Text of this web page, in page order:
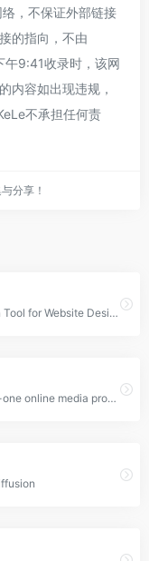
，不保证外部链接
的指向，不由
午9:41收录时，该网
内容如出现违规，
不承担任何责
分享！
The swiftest Collaborative Annotation Tool for Website Design. Add comments directly on your website. Seamlessly integrates with project managers. Less ambiguous feedback, more notes with clarity.
Unlock the power of AI with our all-in-one online media processing tools for video, audio, and image. Perfect for content creators, our tools include advanced features such as a video editor, object remover, and noise reducer to easily enhance your media. Try our AI-powered tools today and experience the future of creative editing!